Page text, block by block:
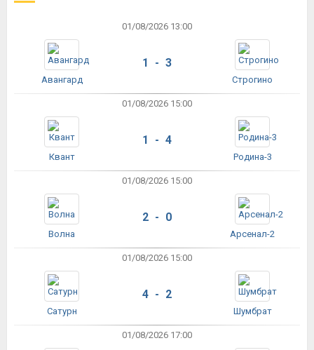
01/08/2026 13:00
Авангард
1 - 3
Строгино
01/08/2026 15:00
Квант
1 - 4
Родина-3
01/08/2026 15:00
Волна
2 - 0
Арсенал-2
01/08/2026 15:00
Сатурн
4 - 2
Шумбрат
01/08/2026 17:00